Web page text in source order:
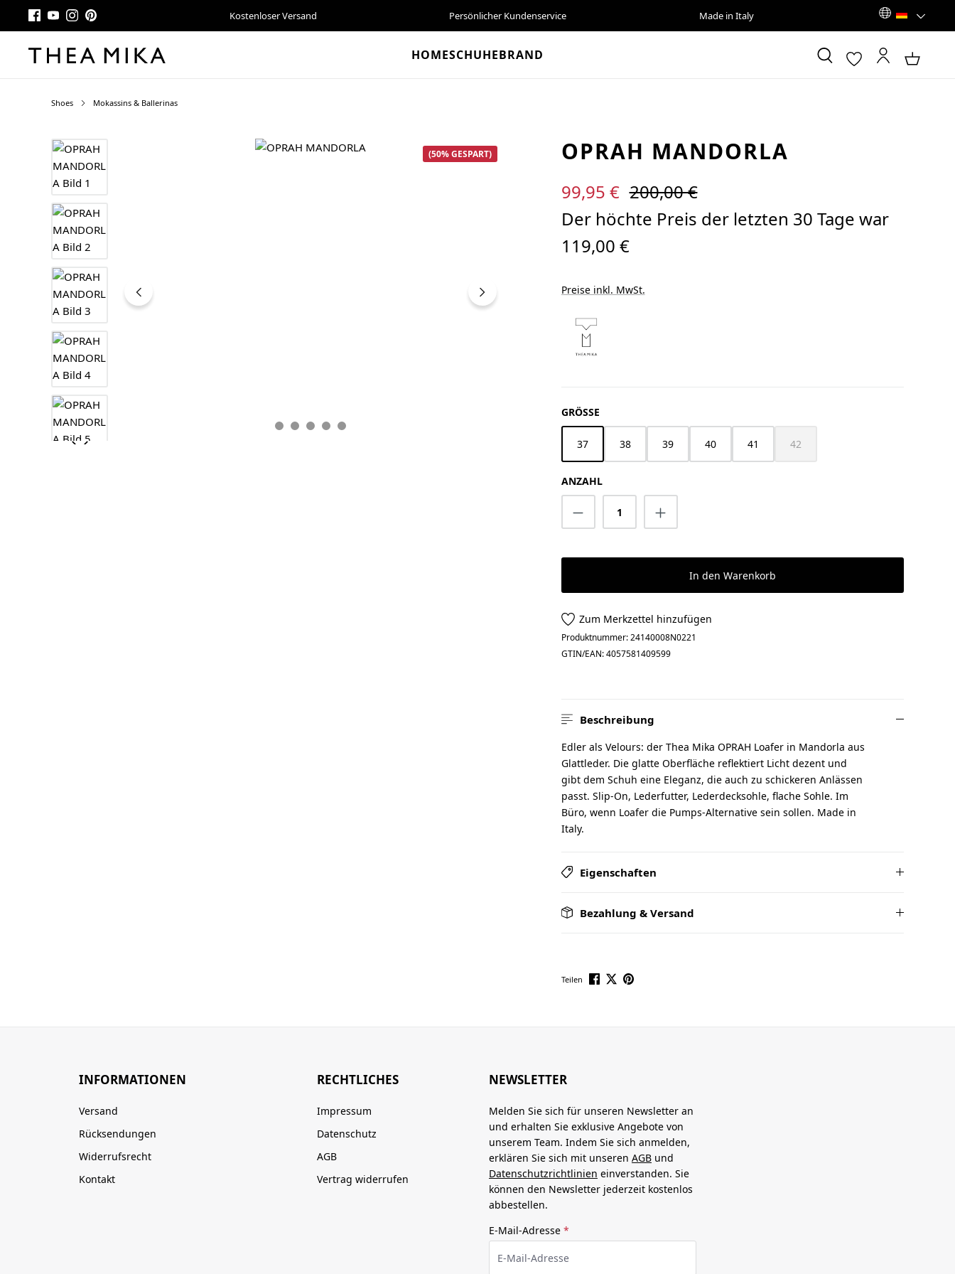
Kostenloser Versand Persönlicher Kundenservice Made in Italy
HOMESCHUHEBRAND
Shoes Mokassins & Ballerinas
Bildergalerie überspringen
(50% GESPART) OPRAH MANDORLA
Verkaufspreis:
99,95 € Regulärer Preis:
200,00 €
Der höchte Preis der letzten 30 Tage war
119,00 €
Preise inkl. MwSt.
GRÖSSE AUSWÄHLEN
37 38 39 40 41 42
(Diese Option ist zurzeit nicht
ANZAHL
Produkt Anzahl: Gib den gewünschten Wert
In den Warenkorb
Zum Merkzettel hinzufügen
Produktnummer:24140008N0221
GTIN/EAN:4057581409599
Beschreibung
Edler als Velours: der Thea Mika OPRAH Loafer in Mandorla aus
Glattleder. Die glatte Oberfläche reflektiert Licht dezent und
gibt dem Schuh eine Eleganz, die auch zu schickeren Anlässen
passt. Slip-On, Lederfutter, Lederdecksohle, flache Sohle. Im
Büro, wenn Loafer die Pumps-Alternative sein sollen. Made in
Italy.
Eigenschaften
Bezahlung & Versand
Teilen
INFORMATIONEN
Versand
Rücksendungen
Widerrufsrecht
Kontakt
RECHTLICHES
Impressum
Datenschutz
AGB
Vertrag widerrufen
NEWSLETTER
Melden Sie sich für unseren Newsletter an
und erhalten Sie exklusive Angebote von
unserem Team. Indem Sie sich anmelden,
erklären Sie sich mit unseren AGB und
Datenschutzrichtlinien einverstanden. Sie
können den Newsletter jederzeit kostenlos
abbestellen.
E-Mail-Adresse *